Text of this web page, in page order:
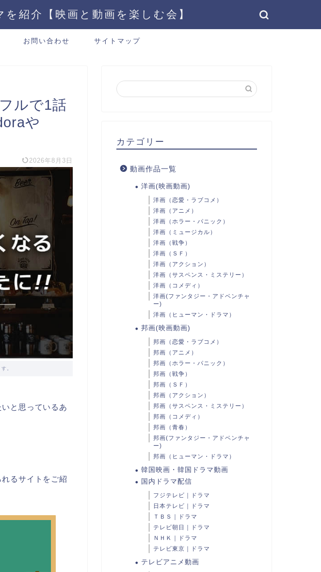
紹介【映画と動画を楽しむ会】
お問い合わせ サイトマップ
ルで1話
や
2026年8月3日
。
と思っているあ
るサイトをご紹
カテゴリー
動画作品一覧
洋画(映画動画)
洋画（恋愛・ラブコメ）
洋画（アニメ）
洋画（ホラー・パニック）
洋画（ミュージカル）
洋画（戦争）
洋画（ＳＦ）
洋画（アクション）
洋画（サスペンス・ミステリー）
洋画（コメディ）
洋画(ファンタジー・アドベンチャ
ー)
洋画（ヒューマン・ドラマ）
邦画(映画動画)
邦画（恋愛・ラブコメ）
邦画（アニメ）
邦画（ホラー・パニック）
邦画（戦争）
邦画（ＳＦ）
邦画（アクション）
邦画（サスペンス・ミステリー）
邦画（コメディ）
邦画（青春）
邦画(ファンタジー・アドベンチャ
ー)
邦画（ヒューマン・ドラマ）
韓国映画・韓国ドラマ動画
国内ドラマ配信
フジテレビ｜ドラマ
日本テレビ｜ドラマ
ＴＢＳ｜ドラマ
テレビ朝日｜ドラマ
ＮＨＫ｜ドラマ
テレビ東京｜ドラマ
テレビアニメ動画